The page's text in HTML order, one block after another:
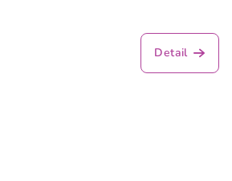
Detail